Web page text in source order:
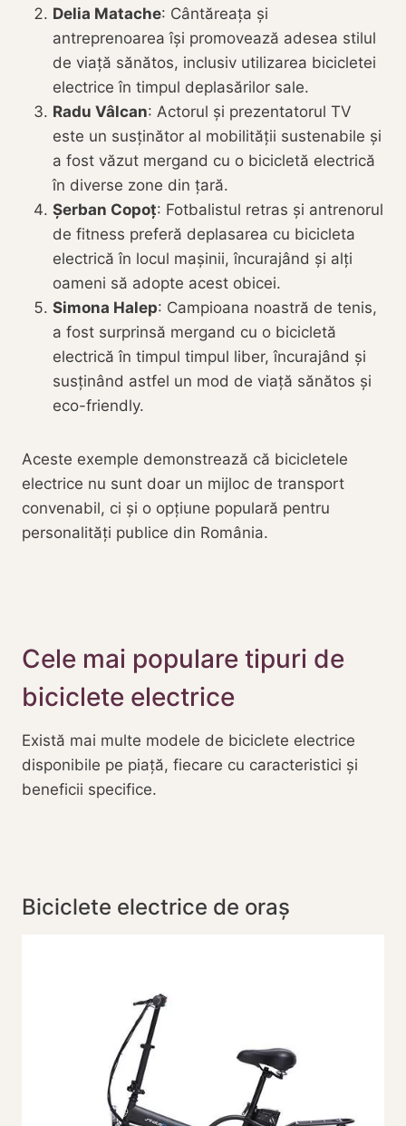
Delia Matache: Cântăreața și
antreprenoarea își promovează adesea stilul
de viață sănătos, inclusiv utilizarea bicicletei
electrice în timpul deplasărilor sale.
Radu Vâlcan: Actorul și prezentatorul TV
este un susținător al mobilității sustenabile și
a fost văzut mergand cu o bicicletă electrică
în diverse zone din țară.
Șerban Copoț: Fotbalistul retras și antrenorul
de fitness preferă deplasarea cu bicicleta
electrică în locul mașinii, încurajând și alți
oameni să adopte acest obicei.
Simona Halep: Campioana noastră de tenis,
a fost surprinsă mergand cu o bicicletă
electrică în timpul timpul liber, încurajând și
susținând astfel un mod de viață sănătos și
eco-friendly.
Aceste exemple demonstrează că bicicletele
electrice nu sunt doar un mijloc de transport
convenabil, ci și o opțiune populară pentru
personalități publice din România.
Cele mai populare tipuri de
biciclete electrice
Există mai multe modele de biciclete electrice
disponibile pe piață, fiecare cu caracteristici și
beneficii specifice.
Biciclete electrice de oraș